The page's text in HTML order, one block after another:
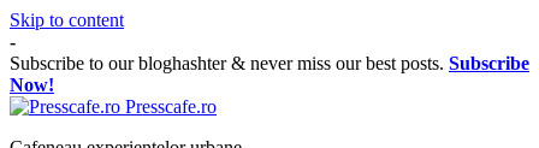
Skip to content
-
Subscribe to our bloghashter & never miss our best posts. Subscribe
Now!
Presscafe.ro